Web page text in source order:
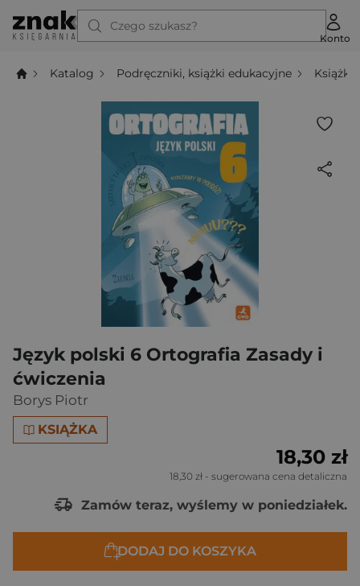
Czego szukasz?
Konto
Katalog Podręczniki, książki edukacyjne Książki
Język polski 6 Ortografia Zasady i
ćwiczenia
Borys Piotr
KSIĄŻKA
18,30 zł
18,30 zł - sugerowana cena detaliczna
Zamów teraz, wyślemy w poniedziałek.
DODAJ DO KOSZYKA